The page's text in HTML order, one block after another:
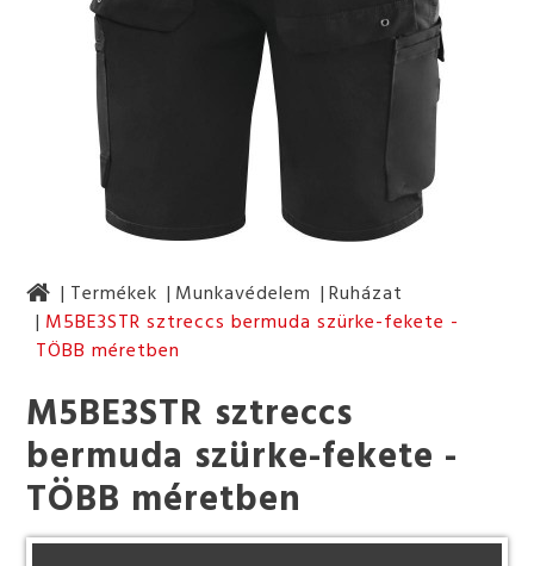
Termékek Munkavédelem
Ruházat
M5BE3STR sztreccs bermuda szürke-fekete -
TÖBB méretben
M5BE3STR sztreccs
bermuda szürke-fekete -
TÖBB méretben